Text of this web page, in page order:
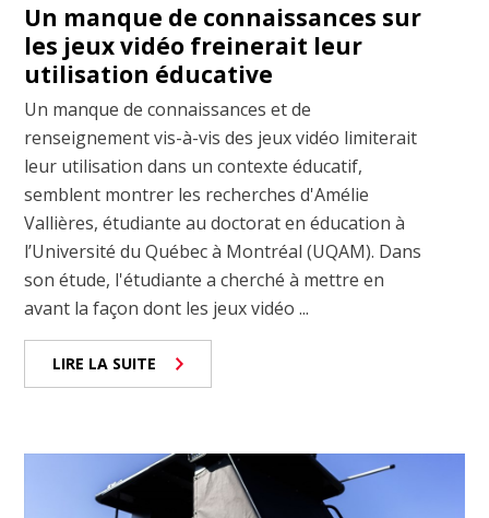
Un manque de connaissances sur
les jeux vidéo freinerait leur
utilisation éducative
Un manque de connaissances et de
renseignement vis-à-vis des jeux vidéo limiterait
leur utilisation dans un contexte éducatif,
semblent montrer les recherches d'Amélie
Vallières, étudiante au doctorat en éducation à
l’Université du Québec à Montréal (UQAM). Dans
son étude, l'étudiante a cherché à mettre en
avant la façon dont les jeux vidéo ...
LIRE LA SUITE